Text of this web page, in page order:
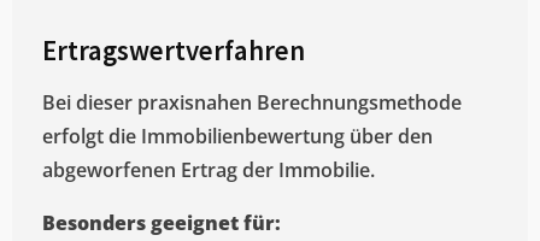
Ertragswertverfahren
Bei dieser praxisnahen Berechnungsmethode
erfolgt die Immobilienbewertung über den
abgeworfenen Ertrag der Immobilie.
Besonders geeignet für: